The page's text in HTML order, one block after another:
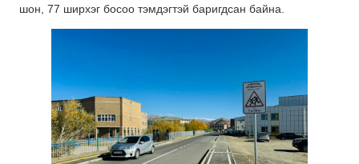
шон, 77 ширхэг босоо тэмдэгтэй баригдсан байна.